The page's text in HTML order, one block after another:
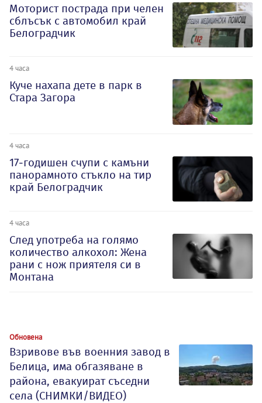
Моторист пострада при челен
сблъсък с автомобил край
Белоградчик
4 часа
Куче нахапа дете в парк в
Стара Загора
4 часа
17-годишен счупи с камъни
панорамното стъкло на тир
край Белоградчик
4 часа
След употреба на голямо
количество алкохол: Жена
рани с нож приятеля си в
Монтана
Обновена
Взривове във военния завод в
Белица, има обгазяване в
района, евакуират съседни
села (СНИМКИ/ВИДЕО)